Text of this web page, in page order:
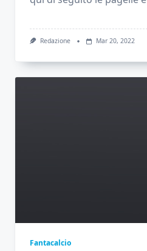
Redazione Mar 20, 2022
Fantacalcio